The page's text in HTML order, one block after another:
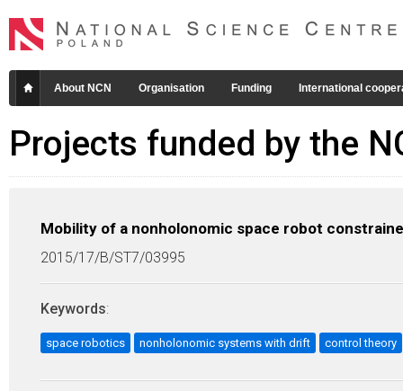
About NCN Organisation Funding International
Projects funded by the
Mobility of a nonholonomic space robot
2015/17/B/ST7/03995
Keywords:
space robotics nonholonomic systems with drift control theory